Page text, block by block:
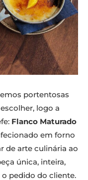
portentosas
logo a
Flanco Maturado
em forno
de arte culinária ao
única, inteira,
pedido do cliente.